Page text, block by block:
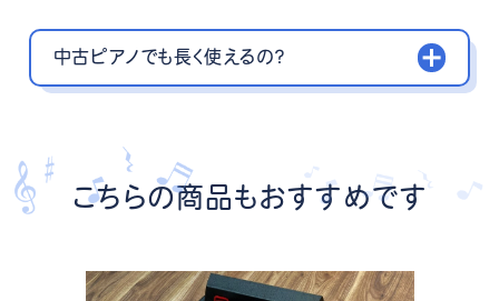
中古ピアノでも長く使えるの？
こちらの商品もおすすめです